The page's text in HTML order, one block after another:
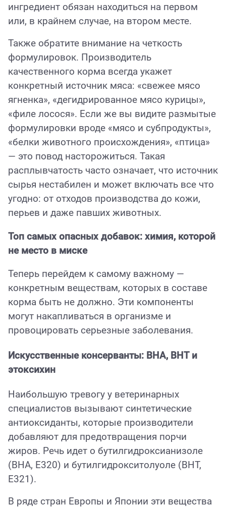
ингредиент обязан находиться на первом
или, в крайнем случае, на втором месте.
Также обратите внимание на четкость
формулировок. Производитель
качественного корма всегда укажет
конкретный источник мяса: «свежее мясо
ягненка», «дегидрированное мясо курицы»,
«филе лосося». Если же вы видите размытые
формулировки вроде «мясо и субпродукты»,
«белки животного происхождения», «птица»
— это повод насторожиться. Такая
расплывчатость часто означает, что источник
сырья нестабилен и может включать все что
угодно: от отходов производства до кожи,
перьев и даже павших животных.
Топ самых опасных добавок: химия, которой
не место в миске
Теперь перейдем к самому важному —
конкретным веществам, которых в составе
корма быть не должно. Эти компоненты
могут накапливаться в организме и
провоцировать серьезные заболевания.
Искусственные консерванты: BHA, BHT и
этоксихин
Наибольшую тревогу у ветеринарных
специалистов вызывают синтетические
антиоксиданты, которые производители
добавляют для предотвращения порчи
жиров. Речь идет о бутилгидроксианизоле
(BHA, E320) и бутилгидрокситолуоле (BHT,
E321).
В ряде стран Европы и Японии эти вещества